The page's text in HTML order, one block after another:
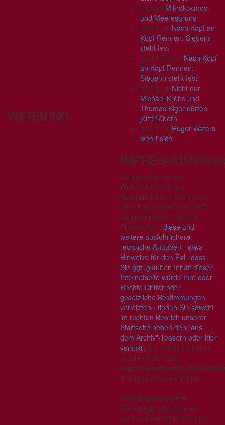
WERBUNG
Lisa on Mikrokosmos
und Meeresgrund
nikore on Nach Kopf an
Kopf Rennen: Siegerin
steht fest
Ingrid Gut on Nach Kopf
an Kopf Rennen:
Siegerin steht fest
nikore on Nicht nur
Michael Krebs und
Thomas Pigor dürfen
jetzt fiebern
nikore on Roger Waters
wehrt sich
Herausgeber dieses
Webangebots ist die
Redaktionsbüro nikorepress
Ketschagmadse/Renn GbR -
Hauptstraße 55 - 96170
Priesendorf - diese und
weitere ausführlichere
rechtliche Angaben - etwa
Hinweise für den Fall, dass
Sie ggf. glauben Inhalt dieser
Internetseite würde Ihre oder
Rechte Dritter oder
gesetzliche Bestimmungen
verletzten - finden Sie sowohl
im rechten Bereich unserer
Startseite neben den "aus
dem Archiv"-Teasern oder hier
verlinkt oder natürlich indem
Sie direkt die Seite
http://kulturkueche.de/
in Ihren Browser aufrufen.
Foto-Credits extern
Das Design von unseren
wechselnden Aktions-Icons